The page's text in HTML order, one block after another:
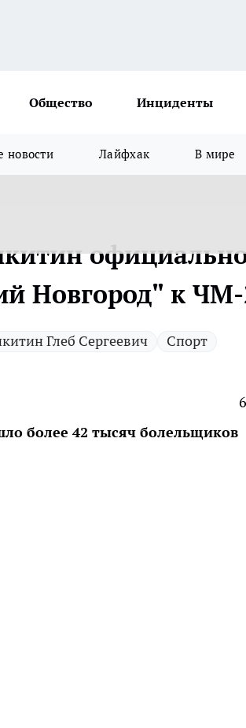
Общество Инциденты
новости Лайфхак В мире
Новгород" к ЧМ-
Глеб Сергеевич Спорт
более 42 тысяч болельщиков